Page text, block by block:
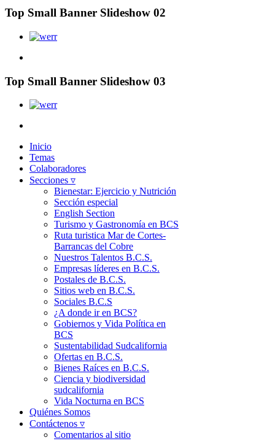
Top Small Banner Slideshow 02
Top Small Banner Slideshow 03
Inicio
Temas
Colaboradores
Secciones ▿
Bienestar: Ejercicio y Nutrición
Sección especial
English Section
Turismo y Gastronomía en BCS
Ruta turistica Mar de Cortes-
Barrancas del Cobre
Nuestros Talentos B.C.S.
Empresas líderes en B.C.S.
Postales de B.C.S.
Sitios web en B.C.S.
Sociales B.C.S
¿A donde ir en BCS?
Gobiernos y Vida Política en
BCS
Sustentabilidad Sudcalifornia
Ofertas en B.C.S.
Bienes Raíces en B.C.S.
Ciencia y biodiversidad
sudcalifornia
Vida Nocturna en BCS
Quiénes Somos
Contáctenos ▿
Comentarios al sitio